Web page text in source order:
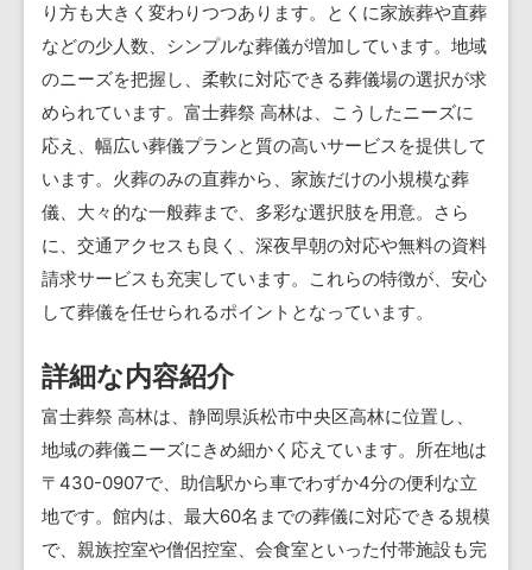
り方も大きく変わりつつあります。とくに家族葬や直葬
などの少人数、シンプルな葬儀が増加しています。地域
のニーズを把握し、柔軟に対応できる葬儀場の選択が求
められています。富士葬祭 高林は、こうしたニーズに
応え、幅広い葬儀プランと質の高いサービスを提供して
います。火葬のみの直葬から、家族だけの小規模な葬
儀、大々的な一般葬まで、多彩な選択肢を用意。さら
に、交通アクセスも良く、深夜早朝の対応や無料の資料
請求サービスも充実しています。これらの特徴が、安心
して葬儀を任せられるポイントとなっています。
詳細な内容紹介
富士葬祭 高林は、静岡県浜松市中央区高林に位置し、
地域の葬儀ニーズにきめ細かく応えています。所在地は
〒430-0907で、助信駅から車でわずか4分の便利な立
地です。館内は、最大60名までの葬儀に対応できる規模
で、親族控室や僧侶控室、会食室といった付帯施設も完